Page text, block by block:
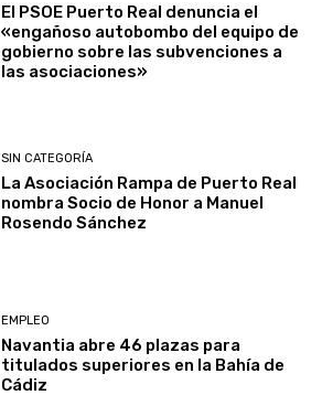
El PSOE Puerto Real denuncia el
«engañoso autobombo del equipo de
gobierno sobre las subvenciones a
las asociaciones»
SIN CATEGORÍA
La Asociación Rampa de Puerto Real
nombra Socio de Honor a Manuel
Rosendo Sánchez
EMPLEO
Navantia abre 46 plazas para
titulados superiores en la Bahía de
Cádiz